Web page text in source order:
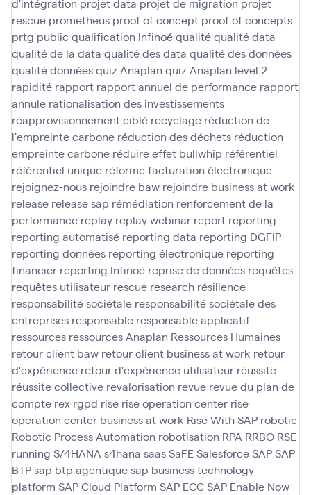
d'intégration projet data projet de migration projet
rescue prometheus proof of concept proof of concepts
prtg public qualification Infinoéqualitéqualité data
qualité de la data qualité des data qualité des données
qualité donnéesquiz Anaplan quiz Anaplan level 2
rapidité rapport rapport annuel de performance rapport
annule rationalisation des investissements
réapprovisionnement ciblé recyclage réduction de
l'empreinte carbone réduction des déchets réduction
empreinte carbone réduire effet bullwhip référentiel
référentiel unique réforme facturation électronique
rejoignez-nous rejoindre baw rejoindre business at work
release release sap rémédiation renforcement de la
performance replay replay webinar report reporting
reporting automatisé reporting data reporting DGFIP
reporting données reporting électronique reporting
financier reporting Infinoé reprise de données requêtes
requêtes utilisateur rescue research résilience
responsabilité sociétale responsabilité sociétale des
entreprises responsable responsable applicatif
ressources ressources Anaplan Ressources Humaines
retour client baw retour client business at work retour
d'expérience retour d'expérience utilisateur réussite
réussite collective revalorisation revue revue du plan de
compte rex rgpd rise rise operation center rise
operation center business at work Rise With SAP robotic
Robotic Process Automation robotisation RPA RRBO RSE
running S/4HANA s4hana saasSaFESalesforceSAPSAP
BTPsap btp agentiquesap business technology
platform SAP Cloud Platform SAP ECCSAP Enable Now